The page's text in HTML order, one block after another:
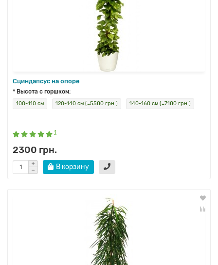
Сциндапсус на опоре
* Высота с горшком:
100-110 см 120-140 см (=5580 грн.) 140-160 см (=7180 грн.)
1
2300 грн.
В корзину